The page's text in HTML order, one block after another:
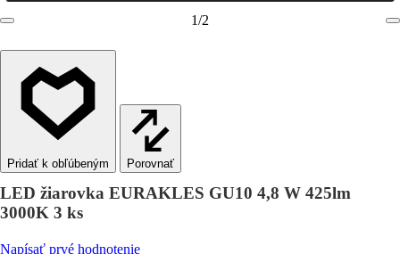
1/2
Porovnať
LED žiarovka EURAKLES GU10 4,8 W 425lm
3000K 3 ks
Napísať prvé hodnotenie